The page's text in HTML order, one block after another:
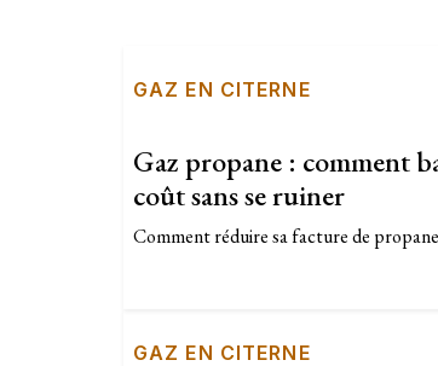
GAZ EN CITERNE
Gaz propane : comment
coût sans se ruiner
Comment réduire sa facture de propane
GAZ EN CITERNE